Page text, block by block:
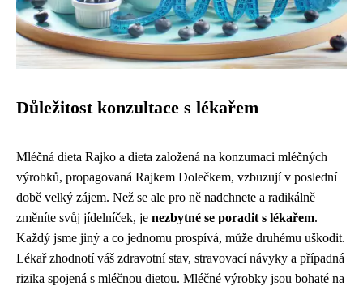
Důležitost konzultace s lékařem
Mléčná dieta Rajko a dieta založená na konzumaci mléčných
výrobků, propagovaná Rajkem Dolečkem, vzbuzují v poslední
době velký zájem. Než se ale pro ně nadchnete a radikálně
změníte svůj jídelníček, je nezbytné se poradit s lékařem.
Každý jsme jiný a co jednomu prospívá, může druhému uškodit.
Lékař zhodnotí váš zdravotní stav, stravovací návyky a případná
rizika spojená s mléčnou dietou. Mléčné výrobky jsou bohaté na